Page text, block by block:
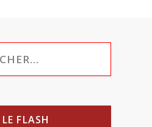
LE FLASH